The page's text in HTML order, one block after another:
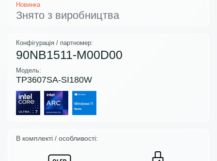
Новинка
Знято з виробництва
Конфігурація / партномер:
90NB1511-M00D00
Модель:
TP3607SA-SI180W
В комплекті / особливості: